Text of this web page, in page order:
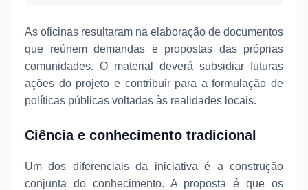
As oficinas resultaram na elaboração de documentos
que reúnem demandas e propostas das próprias
comunidades. O material deverá subsidiar futuras
ações do projeto e contribuir para a formulação de
políticas públicas voltadas às realidades locais.
Ciência e conhecimento tradicional
Um dos diferenciais da iniciativa é a construção
conjunta do conhecimento. A proposta é que os